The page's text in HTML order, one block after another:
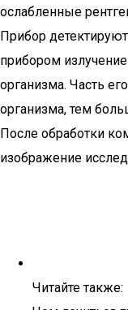
ослабленные
Прибор
прибором
организма. Часть
организма, тем
После обработки
изображение
Читайте также: